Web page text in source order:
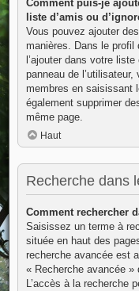
Comment puis-je
liste d’amis ou
Vous pouvez ajouter
manières. Dans le
l’ajouter dans votre liste
panneau de
membres en saisissant
également supprimer
même page.
Haut
Recherche dans
Comment rechercher
Saisissez un terme à
située en haut des
recherche avancée est
« Recherche avancée
L’accès à la recherche